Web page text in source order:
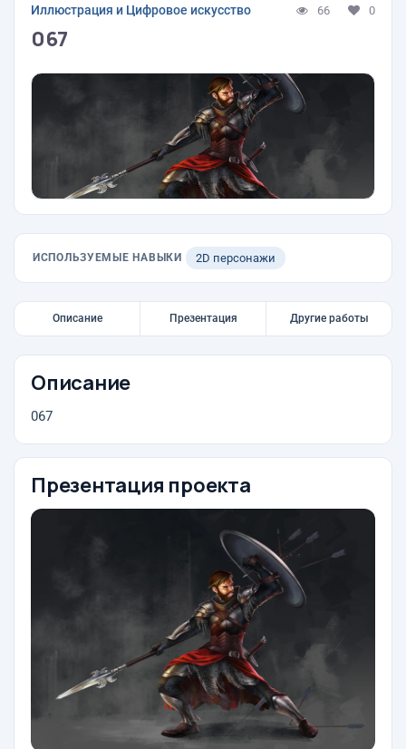
Иллюстрация и Цифровое искусство 66 0
067
ИСПОЛЬЗУЕМЫЕ НАВЫКИ 2D персонажи
Описание Презентация Другие работы
Описание
067
Презентация проекта